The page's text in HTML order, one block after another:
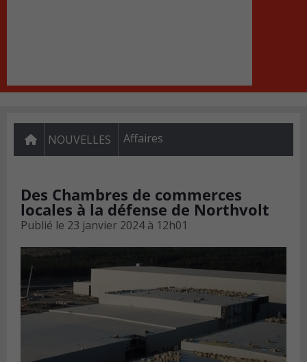
NOUVELLES Affaires
Des Chambres de commerces
locales à la défense de Northvolt
Publié le 23 janvier 2024 à 12h01